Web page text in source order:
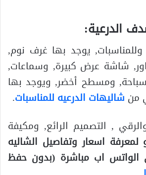
وللمناسبات, يوجد بها غرف نوم,
شاشة عرض كبيرة, وسماعات,
سباحة, ومسطح أخضر, ويوجد بها
من شاليهات الدرعيه للمناسبات.
, التصميم الرائع, ومكيفة
لمعرفة اسعار وتفاصيل الشاليه
الواتس اب مباشرة (بدون حفظ